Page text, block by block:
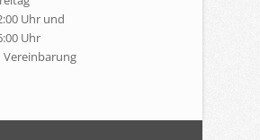
Uhr und
Uhr
Vereinbarung